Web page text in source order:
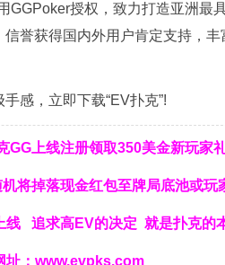
GGPoker授权，致力打造亚洲最
誉获得国内外用户肯定支持，
感，立即下载“EV扑克”!
GG上线注册领取350美金新玩家
将掉落现金红包至牌局底池或玩
线 追求高EV的决定 就是扑克的
： www.evpks.com